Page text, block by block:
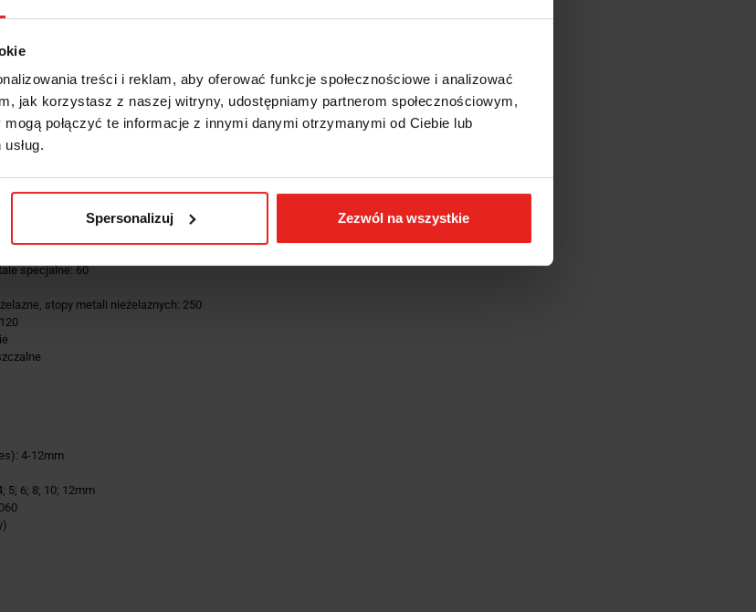
treści i reklam, aby oferować funkcje społecznościowe i analizować
jak korzystasz z naszej witryny, udostępniamy partnerom społecznościowym,
połączyć te informacje z innymi danymi otrzymanymi od Ciebie lub
Spersonalizuj Zezwól na wszystkie
45°
do obróbki na sucho
specjalne: 60
stopy metali nieżelaznych: 250
4-12mm
5; 6; 8; 10; 12mm